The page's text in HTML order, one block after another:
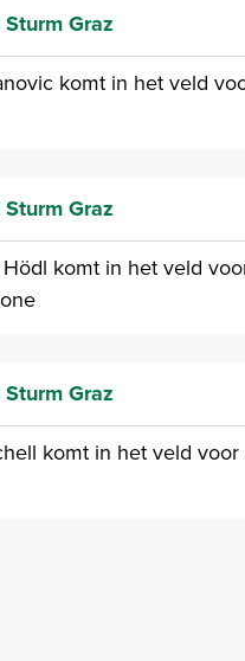
Graz
komt in het veld
Graz
komt in het veld
Graz
komt in het veld voor